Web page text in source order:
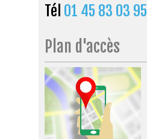
Tél 01 45 83 03 95
Plan d'accès